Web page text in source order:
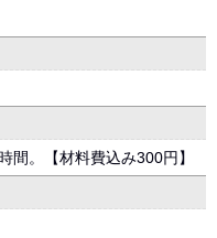
間。【材料費込み300円】